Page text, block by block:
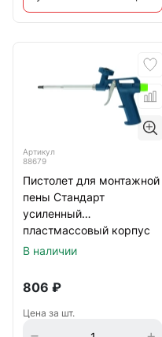
Артикул
88679
Пистолет для монтажной
пены Стандарт
усиленный
пластмассовый корпус
Сибртех
В наличии
806 ₽
Цена за шт.